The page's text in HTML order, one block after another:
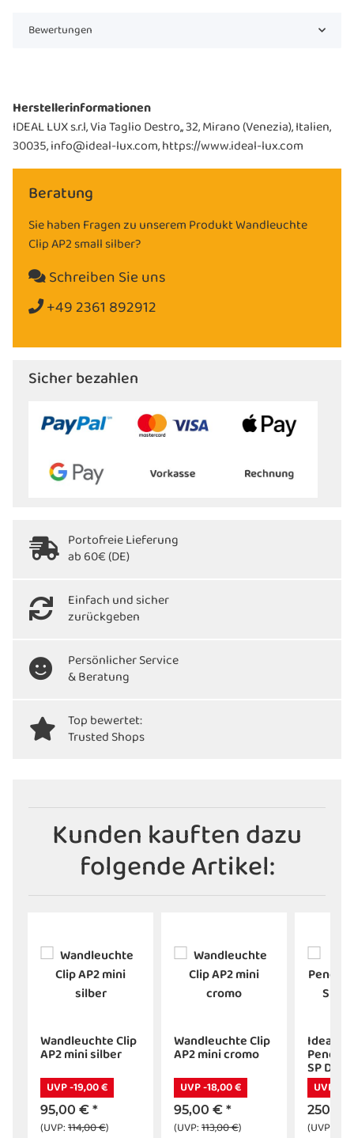
Bewertungen
Herstellerinformationen
IDEAL LUX s.r.l, Via Taglio Destro,, 32, Mirano (Venezia), Italien,
30035, info@ideal-lux.com, https://www.ideal-lux.com
Beratung
Sie haben Fragen zu unserem Produkt Wandleuchte
Clip AP2 small silber?
Schreiben Sie uns
+49 2361 892912
Sicher bezahlen
Portofreie Lieferung
ab 60€ (DE)
Einfach und sicher
zurückgeben
Persönlicher Service
& Beratung
Top bewertet:
Trusted Shops
Kunden kauften dazu
folgende Artikel:
Wandleuchte Clip
AP2 mini silber
UVP -19,00 €
95,00 € *
(UVP:114,00 €)
Wandleuchte Clip
AP2 mini cromo
UVP -18,00 €
95,00 € *
(UVP:113,00 €)
Ideal
SP D60
UVP -
(UVP: